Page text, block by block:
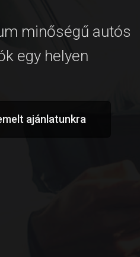
minőségű autós
egy helyen
ajánlatunkra